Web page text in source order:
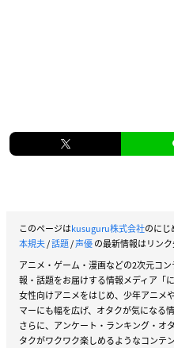
このページはkusuguru株式会社のにじ
本規夫/話題/声優の最新情報はリンク
アニメ・ゲーム・漫画などの2次元コ
報・話題をお届けする情報メディア「に
女性向けアニメをはじめ、少年アニメ
マーにも幅を広げ、オタクが気になる
さらに、アンケート・ランキング・オ
タクがワクワク楽しめるようなコンテ